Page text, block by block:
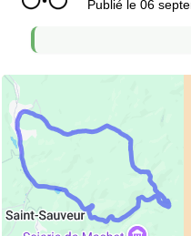
Publié le 06